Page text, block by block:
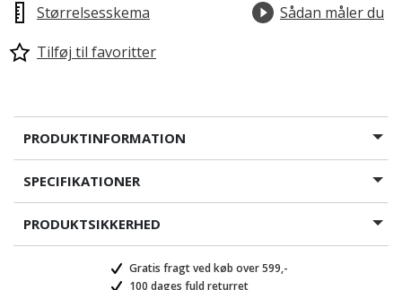
Størrelsesskema
Sådan måler du
Tilføj til favoritter
PRODUKTINFORMATION
SPECIFIKATIONER
PRODUKTSIKKERHED
Gratis fragt ved køb over 599,-
100 dages fuld returret